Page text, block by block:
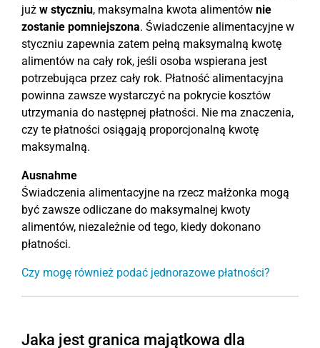
już w styczniu, maksymalna kwota alimentów nie
zostanie pomniejszona. Świadczenie alimentacyjne w
styczniu zapewnia zatem pełną maksymalną kwotę
alimentów na cały rok, jeśli osoba wspierana jest
potrzebująca przez cały rok. Płatność alimentacyjna
powinna zawsze wystarczyć na pokrycie kosztów
utrzymania do następnej płatności. Nie ma znaczenia,
czy te płatności osiągają proporcjonalną kwotę
maksymalną.
Ausnahme
Świadczenia alimentacyjne na rzecz małżonka mogą
być zawsze odliczane do maksymalnej kwoty
alimentów, niezależnie od tego, kiedy dokonano
płatności.
Czy mogę również podać jednorazowe płatności?
Jaka jest granica majątkowa dla